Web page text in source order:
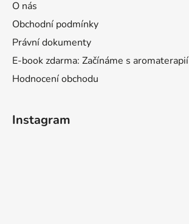
O nás
Obchodní podmínky
Právní dokumenty
E-book zdarma: Začínáme s aromaterapií
Hodnocení obchodu
Instagram